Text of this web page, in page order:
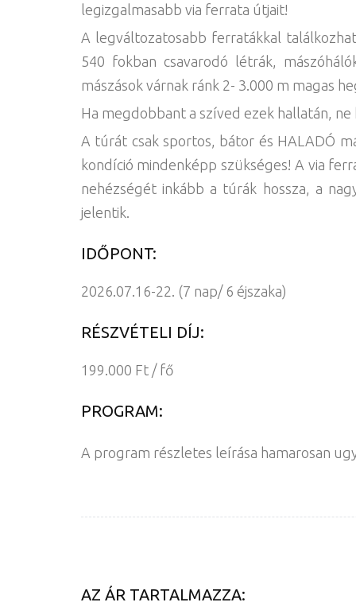
legizgalmasabb via ferrata útjait!
A legváltozatosabb ferratákkal
540 fokban csavarodó létrák,
mászások várnak ránk 2- 3.000 m magas
Ha megdobbant a szíved ezek hallatán,
A túrát csak sportos, bátor és HALADÓ
kondíció mindenképp szükséges! A via
nehézségét inkább a túrák hossza, a
jelentik.
IDŐPONT:
2026.07.16-22. (7 nap/ 6 éjszaka)
RÉSZVÉTELI DÍJ:
199.000 Ft / fő
PROGRAM:
A program részletes leírása hamarosan
AZ ÁR TARTALMAZZA: